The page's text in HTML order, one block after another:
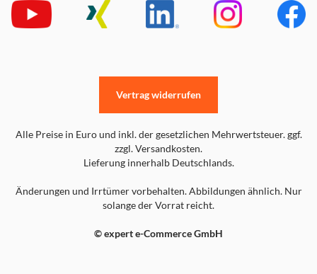
Alle Preise in Euro und inkl. der gesetzlichen Mehrwertsteuer. ggf.
zzgl. Versandkosten.
Lieferung innerhalb Deutschlands.
Änderungen und Irrtümer vorbehalten. Abbildungen ähnlich. Nur
solange der Vorrat reicht.
© expert e-Commerce GmbH
Vertrag widerrufen